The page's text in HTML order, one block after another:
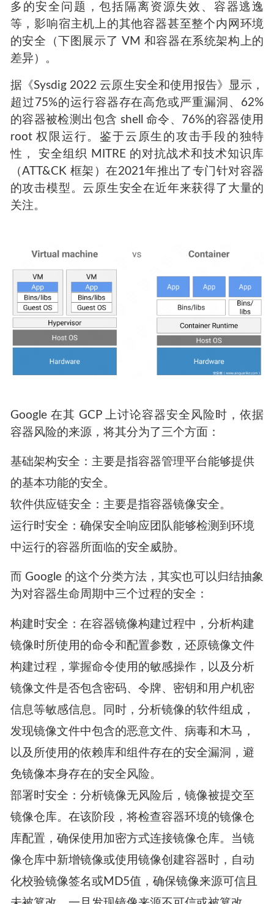
多的安全问题，包括隔离资源失效、容器逃逸
等，影响宿主机上的其他容器甚至整个内网环境
的安全（下图展示了 VM 和容器在系统架构上的
差异）。
据《Sysdig 2022 云原生安全和使用报告》显示，
超过75%的运行容器存在高危或严重漏洞、62%
的容器被检测出包含 shell 命令、76%的容器使用
root 权限运行。鉴于云原生的攻击手段的独特
性， 安全组织 MITRE 的对抗战术和技术知识库
（ATT&CK 框架）在2021年推出了专门针对容器
的攻击模型。云原生安全在近年来获得了大量的
关注。
Google 在其 GCP 上讨论容器安全风险时，依据
容器风险的来源，将其分为了三个方面：
基础架构安全：主要是指容器管理平台能够提供
的基本功能的安全。
软件供应链安全：主要是指容器镜像安全。
运行时安全：确保安全响应团队能够检测到环境
中运行的容器所面临的安全威胁。
而 Google 的这个分类方法，其实也可以归结抽象
为对容器生命周期中三个过程的安全：
构建时安全：在容器镜像构建过程中，分析构建
镜像时所使用的命令和配置参数，还原镜像文件
构建过程，掌握命令使用的敏感操作，以及分析
镜像文件是否包含密码、令牌、密钥和用户机密
信息等敏感信息。同时，分析镜像的软件组成，
发现镜像文件中包含的恶意文件、病毒和木马，
以及所使用的依赖库和组件存在的安全漏洞，避
免镜像本身存在的安全风险。
部署时安全：分析镜像无风险后，镜像被提交至
镜像仓库。在该阶段，将检查容器环境的镜像仓
库配置，确保使用加密方式连接镜像仓库。当镜
像仓库中新增镜像或使用镜像创建容器时，自动
化校验镜像签名或MD5值，确保镜像来源可信且